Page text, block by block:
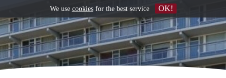
We use cookiesfor the best service OK!